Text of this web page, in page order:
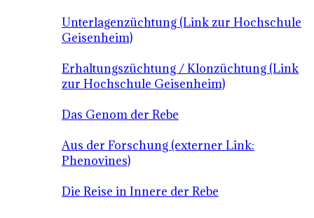
Unterlagenzüchtung (Link zur Hochschule
Geisenheim)
Erhaltungszüchtung / Klonzüchtung (Link
zur Hochschule Geisenheim)
Das Genom der Rebe
Aus der Forschung (externer Link:
Phenovines)
Die Reise in Innere der Rebe